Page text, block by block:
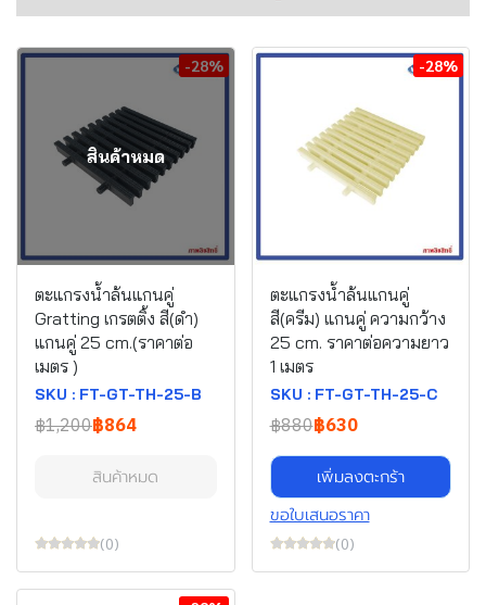
-28%
สินค้าหมด
ตะแกรงน้ำล้นแกนคู่
Gratting เกรตติ้ง สี(ดำ)
แกนคู่ 25 cm.(ราคาต่อ
เมตร )
SKU : FT-GT-TH-25-B
฿1,200฿864
สินค้าหมด
(0)
-28%
ตะแกรงน้ำล้นแกนคู่
สี(ครีม) แกนคู่ ความกว้าง
25 cm. ราคาต่อความยาว
1 เมตร
SKU : FT-GT-TH-25-C
฿880฿630
เพิ่มลงตะกร้า
ขอใบเสนอราคา
(0)